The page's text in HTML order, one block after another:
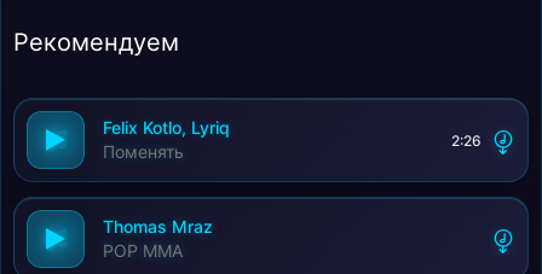
Рекомендуем
Felix Kotlo, Lyriq
Поменять
2:26
Thomas Mraz
POP MMA